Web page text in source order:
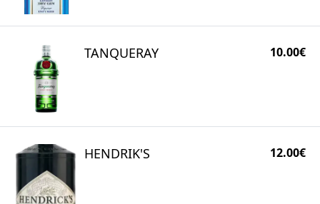
TANQUERAY 10.00€
HENDRIK'S 12.00€